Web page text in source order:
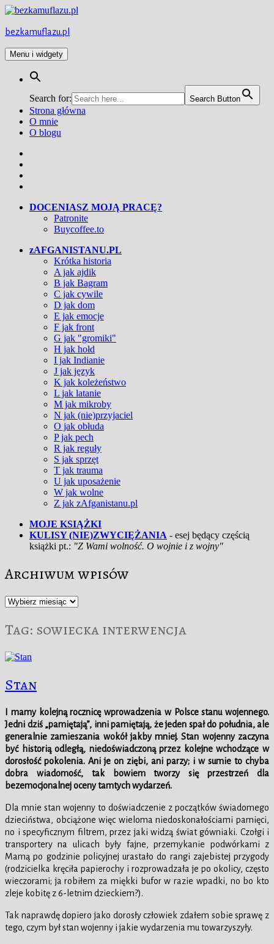
Przejdź
treści
bezkamuflazu.pl
Menu i widgety
Search for: Search Button
Strona główna
O mnie
O blogu
DOCENIASZ MOJĄ PRACĘ?
Patronite
Buycoffee.to
zAFGANISTANU.PL
Krótka historia
A jak ajdik
B jak Bagram
C jak cywile
D jak dom
E jak emocje
F jak front
G jak "gromiki"
H jak hołd
I jak Indianie
J jak język
K jak koleżeństwo
L jak latanie
M jak mikroby
N jak (nie)przyjaciel
O jak obłuda
P jak pech
R jak reguły
S jak sprzęt
T jak trauma
U jak uposażenie
W jak wolne
Z jak zAfganistanu.pl
MOJE KSIĄŻKI
KULISY (NIE)ZWYCIĘŻANIA - esej będący częścią
książki pt.: "Z Wami wolność. O wojnie i z wojny"
Archiwum wpisów
Archiwum
Tag: sowiecka interwencja
Stan
I mamy kolejną rocznicę wprowadzenia w Polsce stanu wojennego.
Jedni dziś „pamiętają”, inni pamiętają, że jeden spał do południa, ale
generalnie zamieszania wokół jakby mniej. Stan wojenny zaczyna
być historią odległą, niedoświadczoną przez kolejne wchodzące w
dorosłość pokolenia. Ani je on ziębi, ani parzy; i w sumie to chyba
dobra wiadomość, tak bowiem tworzy się przestrzeń dla
bezemocjonalnej oceny tamtych wydarzeń.
Dla mnie stan wojenny to doświadczenie z początków świadomego
dzieciństwa, obciążone więc wieloma niedoskonałościami pamięci,
no i specyficznym filtrem, przez jaki widzą świat gówniaki. Czołgi i
transportery na ulicach były fajne, przemykanie podwórkami z
Mamą po godzinie policyjnej urastało do rangi zajebistej przygody
(rodzicielka kręciła papierochy i rozprowadzała je po okolicy, często
wieczorami; ja robiłem za miękki bufor w razie wpadki, no bo kto
zleje kobitę z 6-letnim dzieckiem?).
Tak naprawdę dopiero jako dorosły człowiek zdałem sobie sprawę z
tego, czym był stan wojenny i jakie wydarzenia mu towarzyszyły.